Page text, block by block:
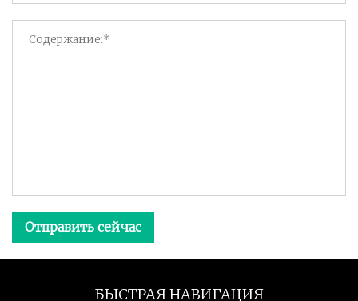
Отправить сейчас
БЫСТРАЯ НАВИГАЦИЯ